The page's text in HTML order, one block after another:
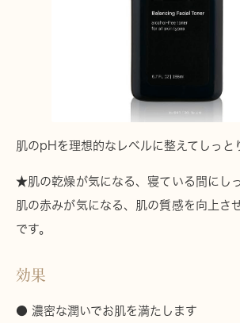
肌のpHを理想的なレベルに整えてしっと
★肌の乾燥が気になる、寝ている間にし
肌の赤みが気になる、肌の質感を向上さ
です。
効果
● 濃密な潤いでお肌を満たします